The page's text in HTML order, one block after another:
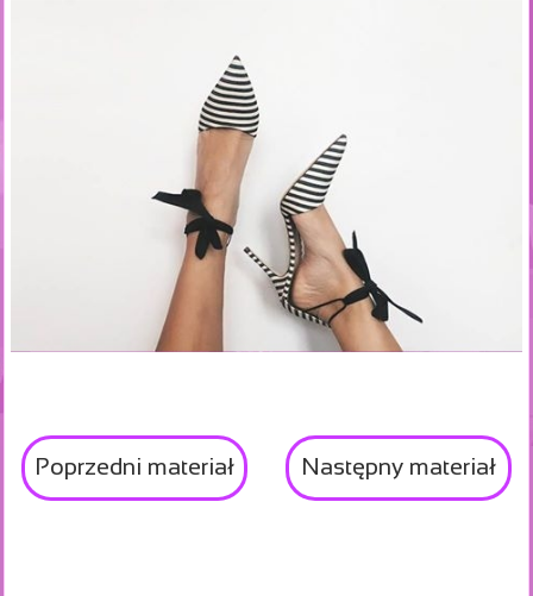
Poprzedni materiał Następny materiał